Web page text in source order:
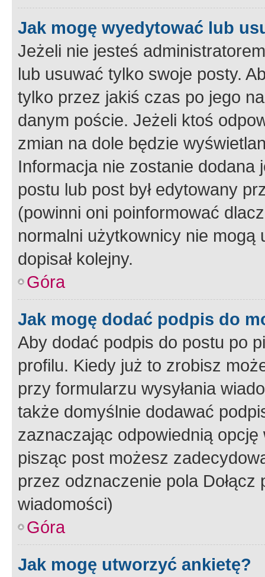
Jak mogę wyedytować lub
Jeżeli nie jesteś
lub usuwać tylko swoje posty.
tylko przez jakiś czas po jego
danym poście. Jeżeli ktoś
zmian na dole będzie
Informacja nie zostanie dodana
postu lub post był edytowany
(powinni oni poinformować
normalni użytkownicy nie
dopisał kolejny.
Góra
Jak mogę dodać podpis do
Aby dodać podpis do postu po
profilu. Kiedy już to zrobisz
przy formularzu wysyłania
także domyślnie dodawać
zaznaczając odpowiednią
pisząc post możesz
przez odznaczenie pola
wiadomości)
Góra
Jak mogę utworzyć ankietę?